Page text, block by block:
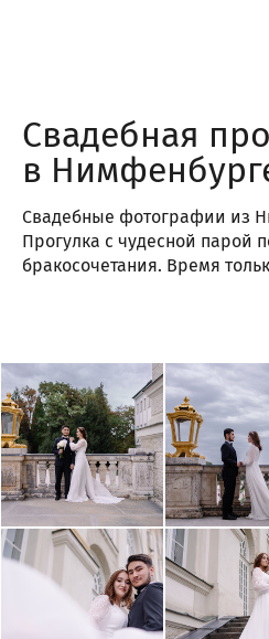
Свадебная
в
Свадебные фотографии из
Прогулка с чудесной парой
бракосочетания. Время